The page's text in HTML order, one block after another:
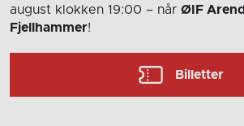
august klokken 19:00 – når ØIF
Fjellhammer!
Billetter